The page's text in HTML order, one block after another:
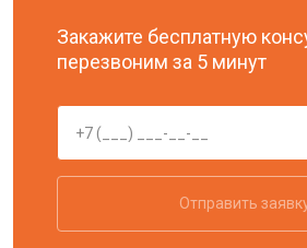
Закажите бесплатную
перезвоним за 5 минут
Отправить